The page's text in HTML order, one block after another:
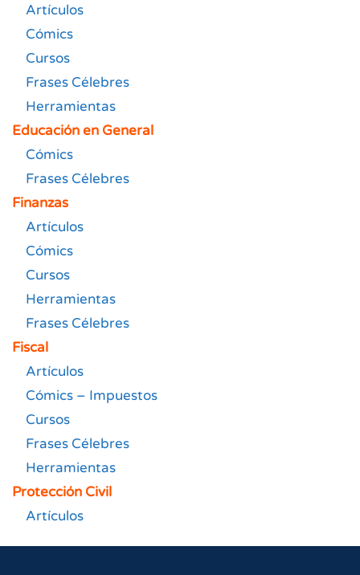
Artículos
Cómics
Cursos
Frases Célebres
Herramientas
Educación en General
Cómics
Frases Célebres
Finanzas
Artículos
Cómics
Cursos
Herramientas
Frases Célebres
Fiscal
Artículos
Cómics – Impuestos
Cursos
Frases Célebres
Herramientas
Protección Civil
Artículos